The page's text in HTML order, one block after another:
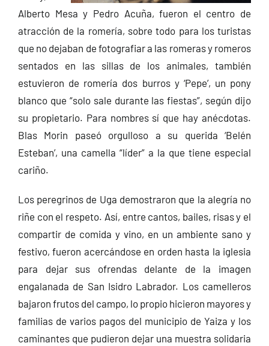
Alberto Mesa y Pedro Acuña, fueron el centro de
atracción de la romería, sobre todo para los turistas
que no dejaban de fotografiar a las romeras y romeros
sentados en las sillas de los animales, también
estuvieron de romería dos burros y ‘Pepe’, un pony
blanco que “solo sale durante las fiestas”, según dijo
su propietario. Para nombres sí que hay anécdotas.
Blas Morin paseó orgulloso a su querida ‘Belén
Esteban’, una camella “líder” a la que tiene especial
cariño.
Los peregrinos de Uga demostraron que la alegría no
riñe con el respeto. Así, entre cantos, bailes, risas y el
compartir de comida y vino, en un ambiente sano y
festivo, fueron acercándose en orden hasta la iglesia
para dejar sus ofrendas delante de la imagen
engalanada de San Isidro Labrador. Los camelleros
bajaron frutos del campo, lo propio hicieron mayores y
familias de varios pagos del municipio de Yaiza y los
caminantes que pudieron dejar una muestra solidaria